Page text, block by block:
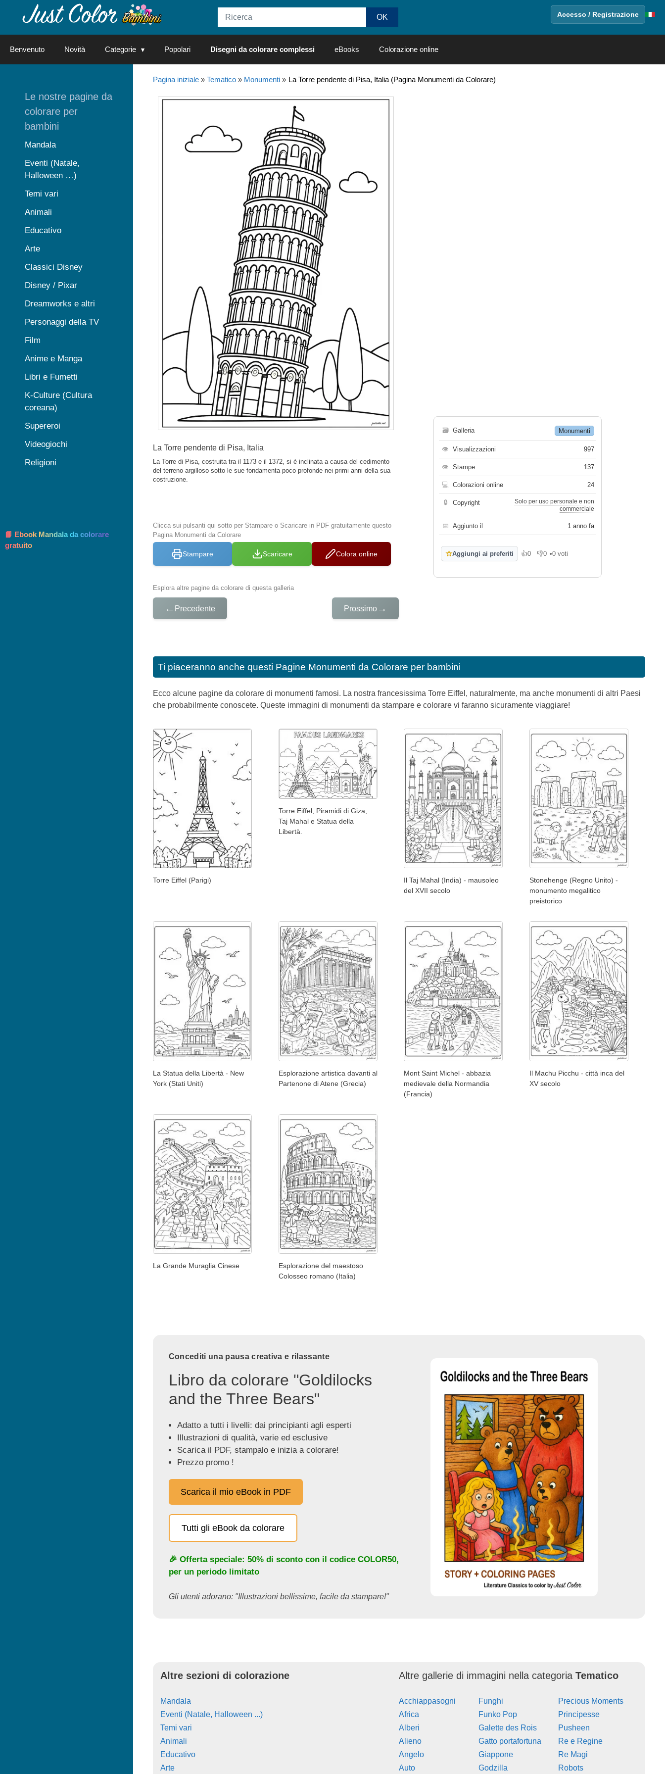
Accesso / Registrazione
Benvenuto Novità Categorie Popolari Disegni da colorare complessi eBooks Colorazione online
Pagina iniziale» Tematico» Monumenti» La Torre pendente di Pisa, Italia (Pagina Monumenti da Colorare)
La Torre pendente di Pisa, Italia
La Torre di Pisa, costruita tra il 1173 e il 1372, si è inclinata a causa del cedimento
del terreno argilloso sotto le sue fondamenta poco profonde nei primi anni della sua
costruzione.
Clicca sui pulsanti qui sotto per Stampare o Scaricare in PDF gratuitamente questo
Pagina Monumenti da Colorare
Stampare Scaricare Colora online
Esplora altre pagine da colorare di questa galleria
← Precedente Prossimo →
🗃 Galleria Monumenti
👁 Visualizzazioni 997
👁 Stampe 137
💻 Colorazioni online 24
🔒 Copyright
Solo per uso personale e non
commerciale
📅 Aggiunto il 1 anno fa
☆Aggiungi ai preferiti 👍0
Mi piace
👎0
Non mi piace
•0 voti
Ti piaceranno anche questi Pagine Monumenti da Colorare per bambini
Ecco alcune pagine da colorare di monumenti famosi. La nostra francesissima Torre Eiffel, naturalmente, ma anche monumenti di altri Paesi
che probabilmente conoscete. Queste immagini di monumenti da stampare e colorare vi faranno sicuramente viaggiare!
Torre Eiffel (Parigi)
Torre Eiffel, Piramidi di Giza,
Taj Mahal e Statua della
Libertà.
Il Taj Mahal (India) - mausoleo
del XVII secolo
Stonehenge (Regno Unito) -
monumento megalitico
preistorico
La Statua della Libertà - New
York (Stati Uniti)
Esplorazione artistica davanti al
Partenone di Atene (Grecia)
Mont Saint Michel - abbazia
medievale della Normandia
(Francia)
Il Machu Picchu - città inca del
XV secolo
La Grande Muraglia Cinese
Esplorazione del maestoso
Colosseo romano (Italia)
Concediti una pausa creativa e rilassante
Libro da colorare "Goldilocks
and the Three Bears"
Adatto a tutti i livelli: dai principianti agli esperti
Illustrazioni di qualità, varie ed esclusive
Scarica il PDF, stampalo e inizia a colorare!
Prezzo promo !
Scarica il mio eBook in PDF
Tutti gli eBook da colorare
🎉 Offerta speciale: 50% di sconto con il codice COLOR50,
per un periodo limitato
Gli utenti adorano: "Illustrazioni bellissime, facile da stampare!"
Altre sezioni di colorazione
Mandala
Eventi (Natale, Halloween ...)
Temi vari
Animali
Educativo
Arte
Altre gallerie di immagini nella categoriaTematico
Acchiappasogni
Africa
Alberi
Alieno
Angelo
Auto
Funghi
Funko Pop
Galette des Rois
Gatto portafortuna
Giappone
Godzilla
Precious Moments
Principesse
Pusheen
Re e Regine
Re Magi
Robots
Le nostre pagine da
colorare per
bambini
Mandala
Eventi (Natale,
Halloween …)
Temi vari
Animali
Educativo
Arte
Classici Disney
Disney / Pixar
Dreamworks e altri
Personaggi della TV
Film
Anime e Manga
Libri e Fumetti
K-Culture (Cultura
coreana)
Supereroi
Videogiochi
Religioni
📘 Ebook Mandala da colorare
gratuito